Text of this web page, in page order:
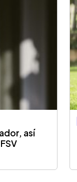
así